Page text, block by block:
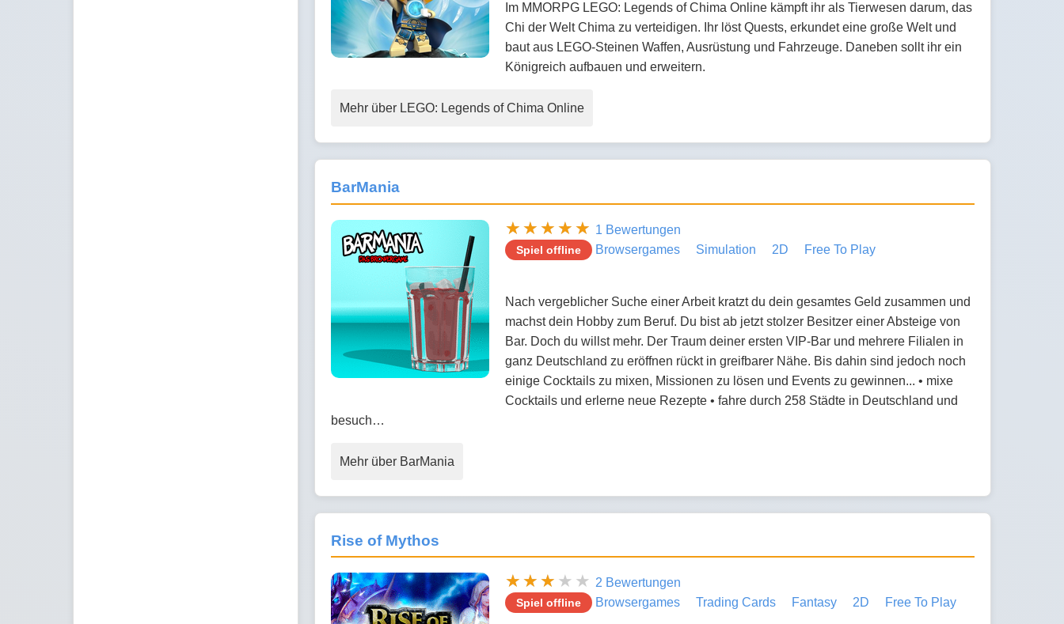
Im MMORPG LEGO: Legends of Chima Online kämpft ihr als Tierwesen darum, das
Chi der Welt Chima zu verteidigen. Ihr löst Quests, erkundet eine große Welt und
baut aus LEGO-Steinen Waffen, Ausrüstung und Fahrzeuge. Daneben sollt ihr ein
Königreich aufbauen und erweitern.
Mehr über LEGO: Legends of Chima Online
BarMania
1 Bewertungen
Spiel offline Browsergames Simulation 2D Free To Play
Nach vergeblicher Suche einer Arbeit kratzt du dein gesamtes Geld zusammen und
machst dein Hobby zum Beruf. Du bist ab jetzt stolzer Besitzer einer Absteige von
Bar. Doch du willst mehr. Der Traum deiner ersten VIP-Bar und mehrere Filialen in
ganz Deutschland zu eröffnen rückt in greifbarer Nähe. Bis dahin sind jedoch noch
einige Cocktails zu mixen, Missionen zu lösen und Events zu gewinnen... • mixe
Cocktails und erlerne neue Rezepte • fahre durch 258 Städte in Deutschland und
besuch…
Mehr über BarMania
Rise of Mythos
2 Bewertungen
Spiel offline Browsergames Trading Cards Fantasy 2D Free To Play